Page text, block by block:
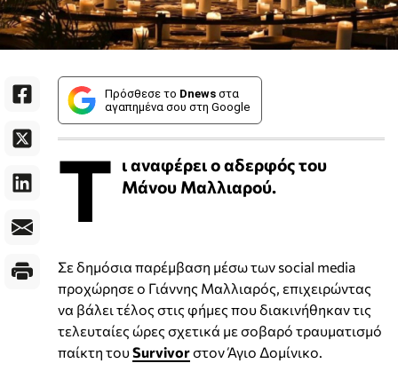
Πρόσθεσε το Dnews στα
αγαπημένα σου στη Google
Τ ι αναφέρει ο αδερφός του
Μάνου Μαλλιαρού.
Σε δημόσια παρέμβαση μέσω των social media
προχώρησε ο Γιάννης Μαλλιαρός, επιχειρώντας
να βάλει τέλος στις φήμες που διακινήθηκαν τις
τελευταίες ώρες σχετικά με σοβαρό τραυματισμό
παίκτη τουSurvivorστον Άγιο Δομίνικο.